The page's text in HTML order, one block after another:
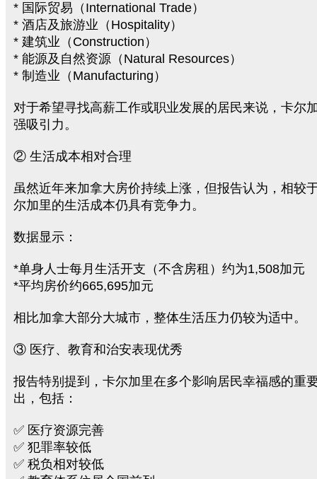
* 国际贸易（International Trade）
* 酒店及旅游业（Hospitality）
* 建筑业（Construction）
* 能源及自然资源（Natural Resources）
* 制造业（Manufacturing）
对于希望寻找高薪工作或职业发展的居民来说，卡尔
强吸引力。
② 生活成本相对合理
虽然近年来加拿大房价持续上涨，但报告认为，相较
尔加里的生活成本仍具有竞争力。
数据显示：
*单身人士每月生活开支（不含房租）约为1,508加元
*平均房价约665,695加元
相比加拿大部分大城市，整体生活压力仍较为适中。
③ 医疗、教育和治安表现优秀
报告特别提到，卡尔加里在多个影响居民幸福感的重
出，包括：
✅ 医疗资源完善
✅ 犯罪率较低
✅ 税负相对较低